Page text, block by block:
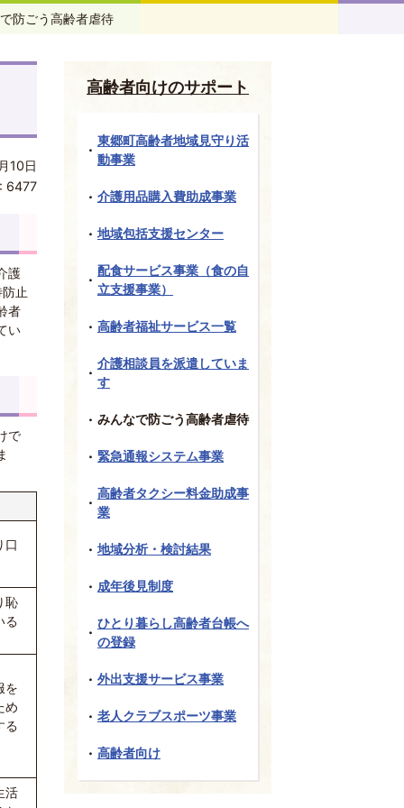
防ごう高齢者虐待
10日
6477
護
止
者
い
で
口
恥
る
を
め
る
活
高齢者向けのサポート
東郷町高齢者地域見守り活
動事業
介護用品購入費助成事業
地域包括支援センター
配食サービス事業（食の自
立支援事業）
高齢者福祉サービス一覧
介護相談員を派遣していま
す
みんなで防ごう高齢者虐待
緊急通報システム事業
高齢者タクシー料金助成事
業
地域分析・検討結果
成年後見制度
ひとり暮らし高齢者台帳へ
の登録
外出支援サービス事業
老人クラブスポーツ事業
高齢者向け